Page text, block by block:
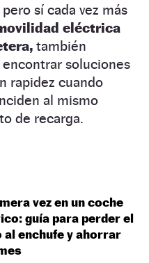
sí cada vez más
eléctrica
también
soluciones
rapidez cuando
al mismo
de recarga.
vez en un coche
guía para perder el
al enchufe y ahorrar